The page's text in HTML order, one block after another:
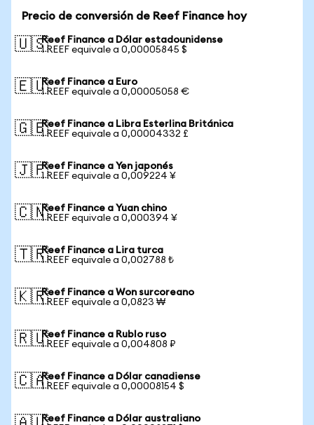
Precio de conversión de Reef Finance hoy
🇺🇸Reef Finance a Dólar estadounidense
1 REEF equivale a 0,00005845 $
🇪🇺Reef Finance a Euro
1 REEF equivale a 0,00005058 €
🇬🇧Reef Finance a Libra Esterlina Británica
1 REEF equivale a 0,00004332 £
🇯🇵Reef Finance a Yen japonés
1 REEF equivale a 0,009224 ¥
🇨🇳Reef Finance a Yuan chino
1 REEF equivale a 0,000394 ¥
🇹🇷Reef Finance a Lira turca
1 REEF equivale a 0,002788 ₺
🇰🇷Reef Finance a Won surcoreano
1 REEF equivale a 0,0823 ₩
🇷🇺Reef Finance a Rublo ruso
1 REEF equivale a 0,004808 ₽
🇨🇦Reef Finance a Dólar canadiense
1 REEF equivale a 0,00008154 $
Reef Finance a Dólar australiano